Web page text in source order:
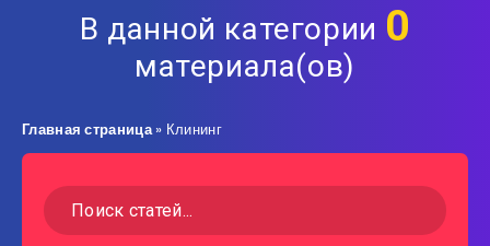
В данной категории 0
материала(ов)
Главная страница» Клининг